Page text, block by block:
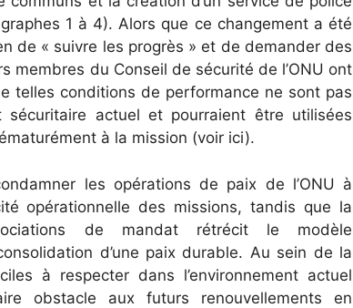
1 à 4). Alors que ce changement a été
de « suivre les progrès » et de demander des
membres du Conseil de sécurité de l’ONU ont
telles conditions de performance ne sont pas
sécuritaire actuel et pourraient être utilisées
à la mission (voir ici).
les opérations de paix de l’ONU à
opérationnelle des missions, tandis que la
de mandat rétrécit le modèle
d’une paix durable. Au sein de la
à respecter dans l’environnement actuel
obstacle aux futurs renouvellements en